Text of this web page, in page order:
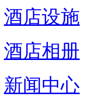
酒店设施
酒店相册
新闻中心